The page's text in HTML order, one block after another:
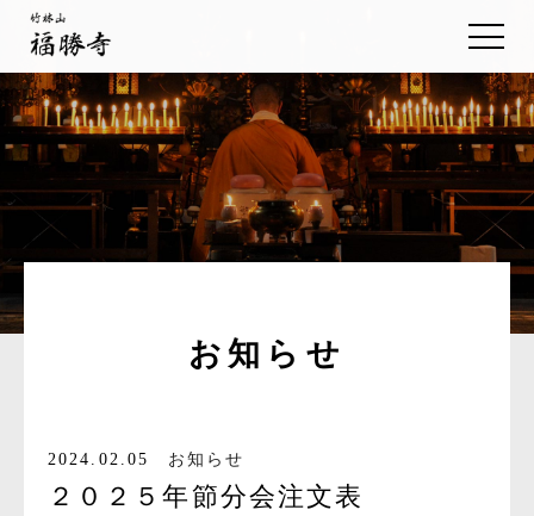
お知らせ
2024.02.05 お知らせ
２０２５年節分会注文表